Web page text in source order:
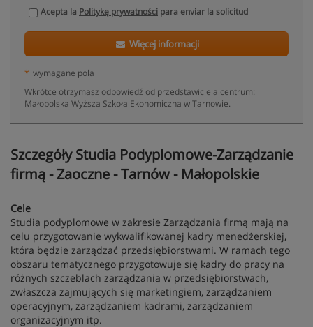
Acepta la Politykę prywatności para enviar la solicitud
Więcej informacji
* wymagane pola
Wkrótce otrzymasz odpowiedź od przedstawiciela centrum:
Małopolska Wyższa Szkoła Ekonomiczna w Tarnowie.
Szczegóły Studia Podyplomowe-Zarządzanie
firmą - Zaoczne - Tarnów - Małopolskie
Cele
Studia podyplomowe w zakresie Zarządzania firmą mają na
celu przygotowanie wykwalifikowanej kadry menedżerskiej,
która będzie zarządzać przedsiębiorstwami. W ramach tego
obszaru tematycznego przygotowuje się kadry do pracy na
różnych szczeblach zarządzania w przedsiębiorstwach,
zwłaszcza zajmujących się marketingiem, zarządzaniem
operacyjnym, zarządzaniem kadrami, zarządzaniem
organizacyjnym itp.